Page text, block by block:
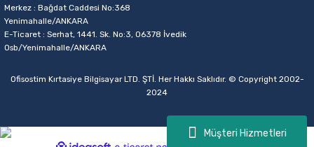
Müşteri Hizmetleri
Merkez : Bağdat Caddesi No:368
Yenimahalle/ANKARA
E-Ticaret : Serhat, 1441. Sk. No:3, 06378 İvedik
Osb/Yenimahalle/ANKARA
Ofisostim Kırtasiye Bilgisayar LTD. ŞTİ. Her Hakkı Saklıdır. © Copyright 2002-
2024